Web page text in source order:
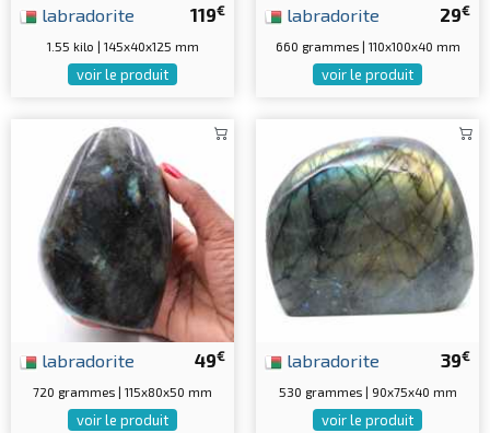
119€
labradorite
1.55 kilo | 145x40x125 mm
voir le produit
29€
labradorite
660 grammes | 110x100x40 mm
voir le produit
49€
labradorite
720 grammes | 115x80x50 mm
voir le produit
39€
labradorite
530 grammes | 90x75x40 mm
voir le produit